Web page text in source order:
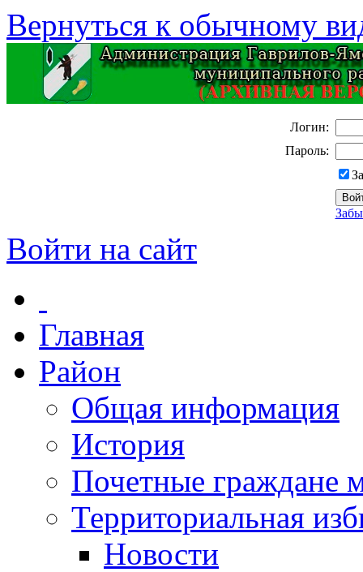
Вернуться к обычному
Логин:
Пароль:
Войти на сайт
Главная
Район
Общая информация
История
Почетные граждане
Территориальная
Новости